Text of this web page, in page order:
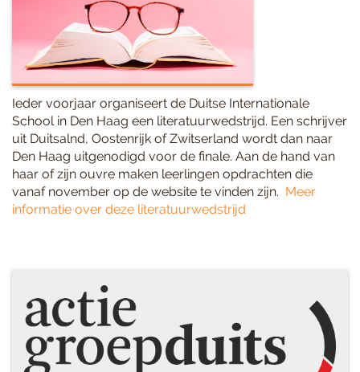
Ieder voorjaar organiseert de Duitse Internationale
School in Den Haag een literatuurwedstrijd. Een schrijver
uit Duitsalnd, Oostenrijk of Zwitserland wordt dan naar
Den Haag uitgenodigd voor de finale. Aan de hand van
haar of zijn ouvre maken leerlingen opdrachten die
vanaf november op de website te vinden zijn. Meer
informatie over deze literatuurwedstrijd